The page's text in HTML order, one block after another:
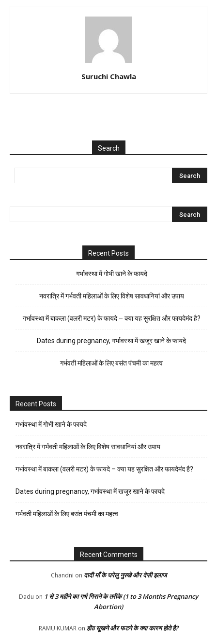
Suruchi Chawla
Search
Recent Posts
गर्भावस्था में गोभी खाने के फायदे
नवरात्रि में गर्भवती महिलाओं के लिए विशेष सावधानियां और उपाय
गर्भावस्था में बाकला (वलरी मटर) के फायदे – क्या यह सुरक्षित और फायदेमंद है?
Dates during pregnancy, गर्भावस्था में खजूर खाने के फायदे
गर्भवती महिलाओं के लिए बसंत पंचमी का महत्व
Recent Posts
गर्भावस्था में गोभी खाने के फायदे
नवरात्रि में गर्भवती महिलाओं के लिए विशेष सावधानियां और उपाय
गर्भावस्था में बाकला (वलरी मटर) के फायदे – क्या यह सुरक्षित और फायदेमंद है?
Dates during pregnancy, गर्भावस्था में खजूर खाने के फायदे
गर्भवती महिलाओं के लिए बसंत पंचमी का महत्व
Recent Comments
Chandni on दादी माँ के घरेलु नुस्खे और देसी इलाज
Dadu on 1 से 3 महीने का गर्भ गिराने के तरीके (1 to 3 Months Pregnancy
Abortion)
RAMU KUMAR on होंठ सूखने और फटने के क्या कारण होते है?